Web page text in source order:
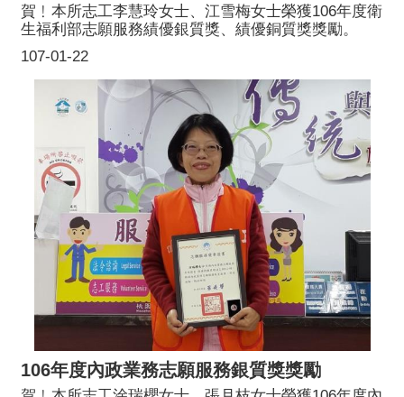
107-01-22
賀﹗本所志工李慧玲女士、江雪梅女士榮獲106年度衛
生福利部志願服務績優銀質獎、績優銅質獎獎勵。
106年度內政業務志願服務銀質獎獎勵